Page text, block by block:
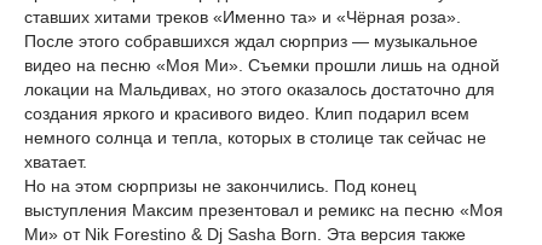
ставших хитами треков «Именно та» и «Чёрная роза».
После этого собравшихся ждал сюрприз — музыкальное
видео на песню «Моя Ми». Съемки прошли лишь на одной
локации на Мальдивах, но этого оказалось достаточно для
создания яркого и красивого видео. Клип подарил всем
немного солнца и тепла, которых в столице так сейчас не
хватает.
Но на этом сюрпризы не закончились. Под конец
выступления Максим презентовал и ремикс на песню «Моя
Ми» от Nik Forestino & Dj Sasha Born. Эта версия также